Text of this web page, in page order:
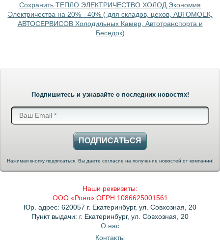
Сохранить ТЕПЛО ЭЛЕКТРИЧЕСТВО ХОЛОД Экономия
Электричества на 20% - 40% ( для складов, цехов, АВТОМОЕК,
АВТОСЕРВИСОВ Холодильных Камер, Автотранспорта и
Беседок)
Подпишитесь и узнавайте о последних новостях!
ПОДПИСАТЬСЯ
Нажимая кнопку подписаться, Вы даете согласие на получение новостей от компании!
Наши реквизиты:
ООО «Роял» ОГРН 1086625001561
Юр. адрес: 620057 г. Екатеринбург, ул. Совхозная, 20
Пункт выдачи: г. Екатеринбург, ул. Совхозная, 20
О нас
Контакты